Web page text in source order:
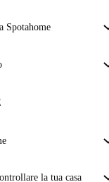
Spotahome
vedi nell'annuncio.
locatore
ti pagheremo un hotel e
la tua casa